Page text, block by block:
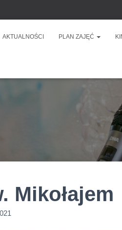
AKTUALNOŚCI PLAN ZAJĘĆ
Mikołajem